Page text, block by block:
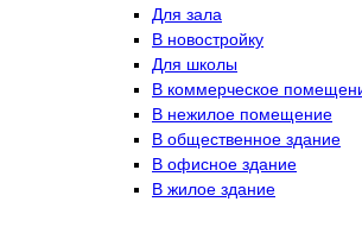
Для зала
В новостройку
Для школы
В коммерческое
В нежилое помещение
В общественное здание
В офисное здание
В жилое здание